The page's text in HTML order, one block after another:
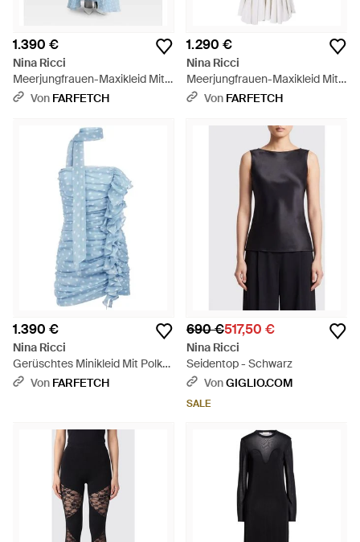
1.390 €
Nina Ricci
Meerjungfrauen-Maxikleid Mit
Polka Dots - Blau
Von FARFETCH
1.290 €
Nina Ricci
Meerjungfrauen-Maxikleid Mit
Wasserfallausschnitt - Weiß
Von FARFETCH
1.390 €
Nina Ricci
Gerüschtes Minikleid Mit Polka
Dots - Blau
Von FARFETCH
690 €517,50 €
Nina Ricci
Seidentop - Schwarz
VonGIGLIO.COM
SALE